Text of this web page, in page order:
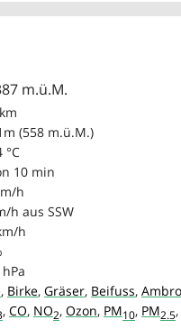
m.ü.M.
(558 m.ü.M.)
°C
10 min
h
h aus SSW
h
, Birke, Gräser, Beifuss,
, CO, NO2, Ozon, PM10, PM2.5,